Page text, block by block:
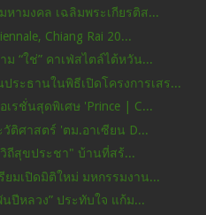
ามงคล เฉลิมพระเกียรติส...
Chiang Rai 20...
“ใช่” คาเฟ่สไตล์ไต้หวัน...
ระธานในพิธีเปิดโครงการเสร...
เรชั่นสุดพิเศษ 'Prince | C...
ติศาสตร์ 'ตม.อาเซียน D...
ถีสุขประชา" บ้านที่สร้...
ยมเปิดมิติใหม่ มหกรรมงาน...
ปีหลวง” ประทับใจ แก้ม...